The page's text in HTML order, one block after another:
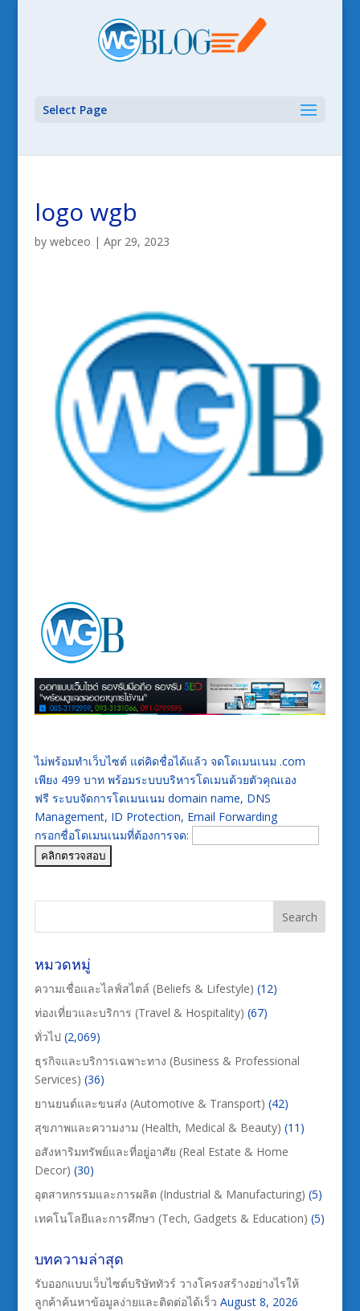
Select Page
logo wgb
by webceo | Apr 29, 2023
ไม่พร้อมทำเว็บไซต์ แต่คิดชื่อได้แล้ว จดโดเมนเนม .com
เพียง 499 บาท พร้อมระบบบริหารโดเมนด้วยตัวคุณเอง
ฟรี ระบบจัดการโดเมนเนม domain name, DNS
Management, ID Protection, Email Forwarding
กรอกชื่อโดเมนเนมที่ต้องการจด:
หมวดหมู่
ความเชื่อและไลฟ์สไตล์ (Beliefs & Lifestyle) (12)
ท่องเที่ยวและบริการ (Travel & Hospitality) (67)
ทั่วไป (2,069)
ธุรกิจและบริการเฉพาะทาง (Business & Professional
Services) (36)
ยานยนต์และขนส่ง (Automotive & Transport) (42)
สุขภาพและความงาม (Health, Medical & Beauty) (11)
อสังหาริมทรัพย์และที่อยู่อาศัย (Real Estate & Home
Decor) (30)
อุตสาหกรรมและการผลิต (Industrial & Manufacturing) (5)
เทคโนโลยีและการศึกษา (Tech, Gadgets & Education) (5)
บทความล่าสุด
รับออกแบบเว็บไซต์บริษัททัวร์ วางโครงสร้างอย่างไรให้
ลูกค้าค้นหาข้อมูลง่ายและติดต่อได้เร็ว August 8, 2026